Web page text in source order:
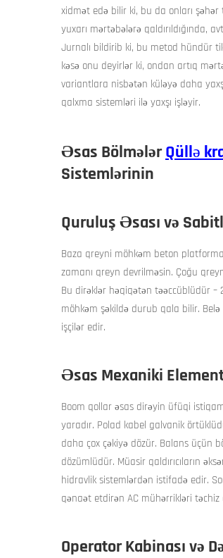
xidmət edə bilir ki, bu da onları
yuxarı mərtəbələrə qaldırıldığında,
Jurnalı bildirib ki, bu metod hündür
kəsə onu deyirlər ki, ondan artıq
variantlara nisbətən küləyə daha
qalxma sistemləri ilə yaxşı işləyir.
Əsas BölmələrQüllə
Sistemlərinin
Quruluş Əsası və
Baza qreyni möhkəm beton
zamanı qreyn devrilməsin. Çoğu
Bu dirəklər həqiqətən təəccüblüdür
möhkəm şəkildə durub qala bilir.
işçilər edir.
Əsas Mexaniki
Boom qollar əsas dirəyin üfüqi
yaradır. Polad kabel galvanik
daha çox çəkiyə dözür. Balans üçün
dözümlüdür. Müasir qaldırıcıların
hidravlik sistemlərdən istifadə edir.
qənaət etdirən AC mühərrikləri təchiz
Operator Kabinası və